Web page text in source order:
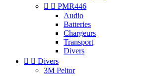
  PMR446
Audio
Batteries
Chargeurs
Transport
Divers
  Divers
3M Peltor